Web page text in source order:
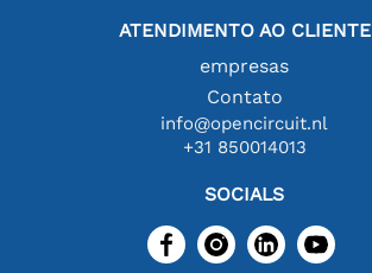
ATENDIMENTO AO CLIENTE
empresas
Contato
info@opencircuit.nl
+31 850014013
SOCIALS